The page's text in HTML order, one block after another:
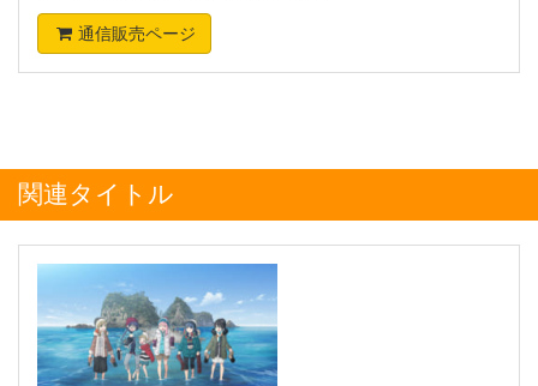
通信販売ページ
関連タイトル